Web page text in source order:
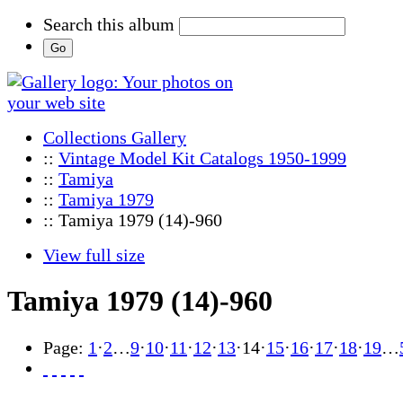
Search this album
Collections Gallery
:: Vintage Model Kit Catalogs 1950-1999
:: Tamiya
:: Tamiya 1979
:: Tamiya 1979 (14)-960
View full size
Tamiya 1979 (14)-960
Page: 1 ·2…9·10·11 ·12·13·14·15·16·17·18·19…